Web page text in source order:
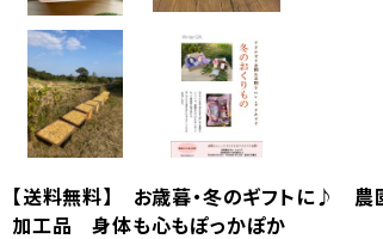
【送料無料】 お歳暮・冬のギフトに♪
加工品 身体も心もぽっかぽか